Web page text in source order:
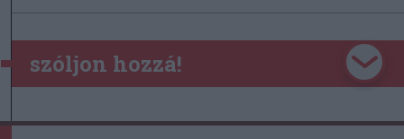
szóljon hozzá!